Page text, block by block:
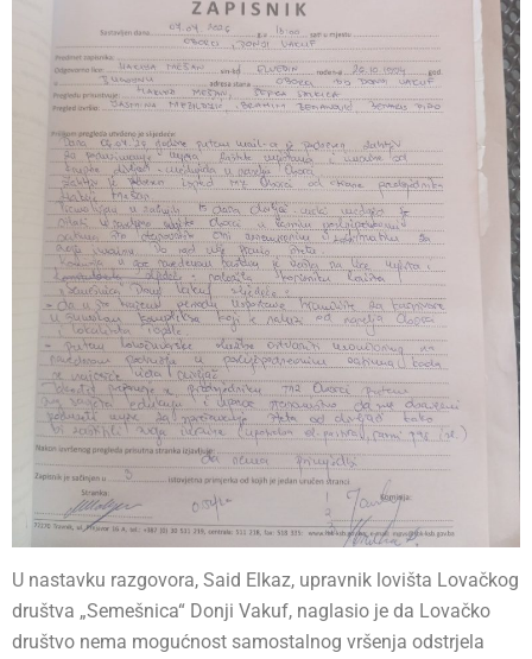
U nastavku razgovora, Said Elkaz, upravnik lovišta Lovačkog
društva „Semešnica“ Donji Vakuf, naglasio je da Lovačko
društvo nema mogućnost samostalnog vršenja odstrjela